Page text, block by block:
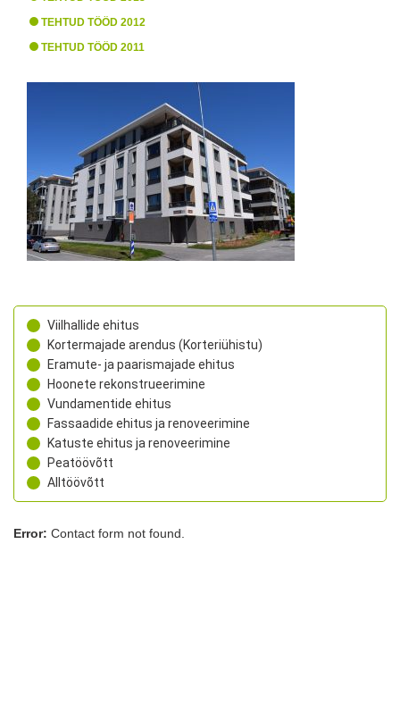
TEHTUD TÖÖD 2012
TEHTUD TÖÖD 2011
Viilhallide ehitus
Kortermajade arendus (Korteriühistu)
Eramute- ja paarismajade ehitus
Hoonete rekonstrueerimine
Vundamentide ehitus
Fassaadide ehitus ja renoveerimine
Katuste ehitus ja renoveerimine
Peatöövõtt
Alltöövõtt
Error: Contact form not found.